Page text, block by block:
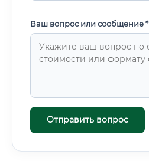
Ваш вопрос или сообщение *
Отправить вопрос